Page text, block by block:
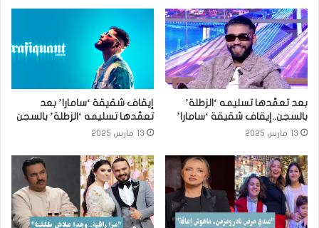
بعد تعمّدها تسليمه ‘الزطلة’
بالسجن..إيقاف شقيقة ‘سامارا’
13 مارس 2025
إيقاف شقيقة ‘سامارا’ بعد
تعمّدها تسليمه ‘الزطلة’ بالسجن
13 مارس 2025